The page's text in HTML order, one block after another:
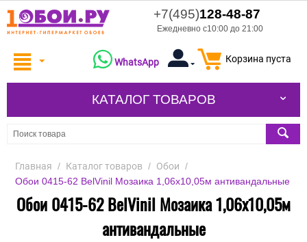
+7(495)128-48-87
Ежедневно с10:00 до 21:00
Корзина пуста
WhatsApp
КАТАЛОГ ТОВАРОВ
Главная / Каталог товаров / Обои /
Обои 0415-62 BelVinil Мозаика 1,06х10,05м антивандальные
Обои 0415-62 BelVinil Мозаика 1,06х10,05м
антивандальные